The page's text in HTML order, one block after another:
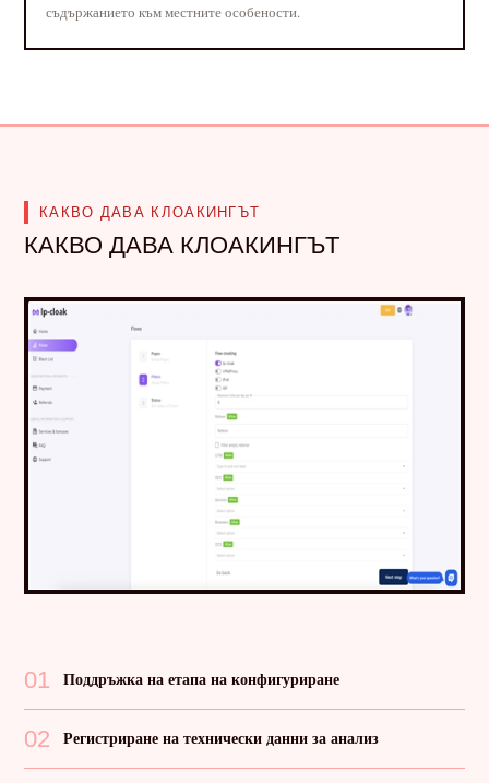
съдържанието към местните особености.
КАКВО ДАВА КЛОАКИНГЪТ
КАКВО ДАВА КЛОАКИНГЪТ
01 Поддръжка на етапа на конфигуриране
02 Регистриране на технически данни за анализ